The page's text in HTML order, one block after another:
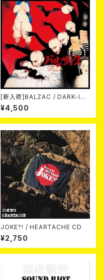
[新入荷]BALZAC / DARK-IS
M -20th Anniversary Comp
ilation- (2CD)
¥4,500
JOKE?! / HEARTACHE CD
¥2,750